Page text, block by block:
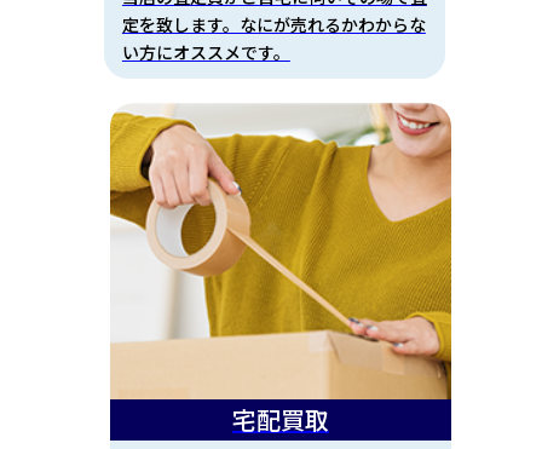
定を致します。なにが売れるかわからな
い方にオススメです。
宅配買取